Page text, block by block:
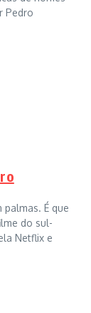
Pedro
É que
do sul-
Netflix e